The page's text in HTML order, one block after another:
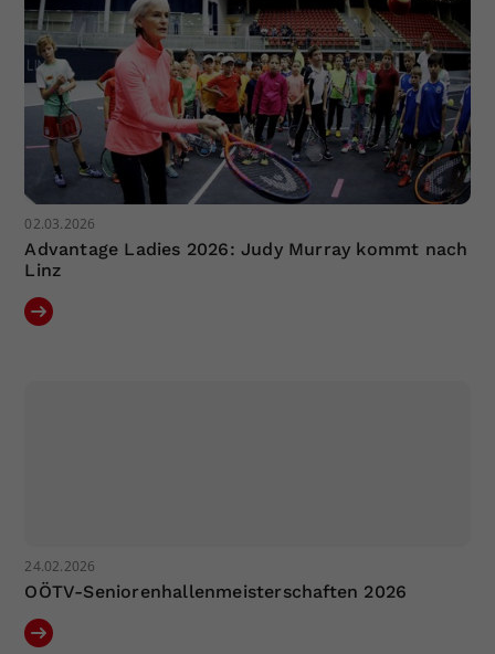
02.03.2026
Advantage Ladies 2026: Judy Murray kommt nach
Linz
24.02.2026
OÖTV-Seniorenhallenmeisterschaften 2026